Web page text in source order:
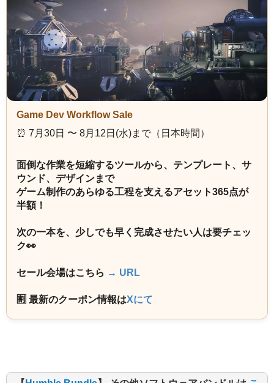
Game Dev Workflow Sale
⏰️ 7月30日 〜 8月12日(水)まで（日本時間）
面倒な作業を短縮するツールから、テンプレート、サ
ウンド、デザインまで
ゲーム制作のあらゆる工程を支えるアセット365点が
半額！
次の一本を、少しでも早く完成させたい人は要チェッ
ク👀
セール会場はこちら → URL
🈹 最新のクーポン情報はXにて